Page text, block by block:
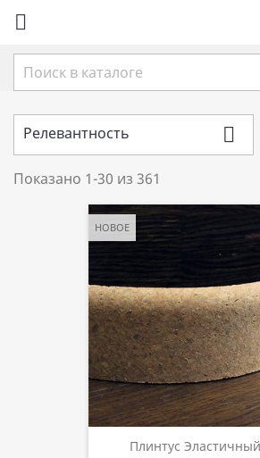

Релевантность 
Показано 1-30 из 361
Плинтус
НОВОЕ